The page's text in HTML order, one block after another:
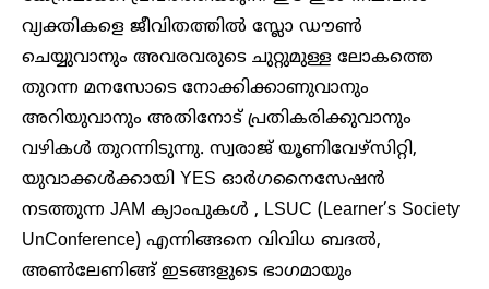
വ്യക്തികളെ ജീവിതത്തിൽ സ്ലോ ഡൗൺ
ചെയ്യുവാനും അവരവരുടെ ചുറ്റുമുള്ള ലോകത്തെ
തുറന്ന മനസോടെ നോക്കിക്കാണുവാനും
അറിയുവാനും അതിനോട് പ്രതികരിക്കുവാനും
വഴികൾ തുറന്നിടുന്നു. സ്വരാജ് യൂണിവേഴ്‌സിറ്റി,
യുവാക്കൾക്കായി YES ഓർഗനൈസേഷൻ
നടത്തുന്ന JAM ക്യാംപുകൾ , LSUC (Learner’s Society
UnConference) എന്നിങ്ങനെ വിവിധ ബദൽ,
അൺലേണിങ്ങ് ഇടങ്ങളുടെ ഭാഗമായും